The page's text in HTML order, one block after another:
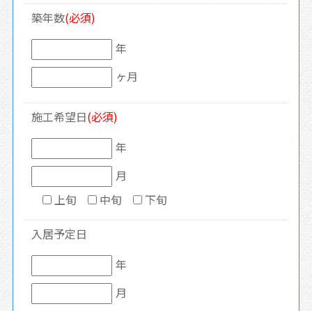
築年数(必須)
年
ヶ月
施工希望日(必須)
年
月
上旬
中旬 下旬
入居予定日
年
月